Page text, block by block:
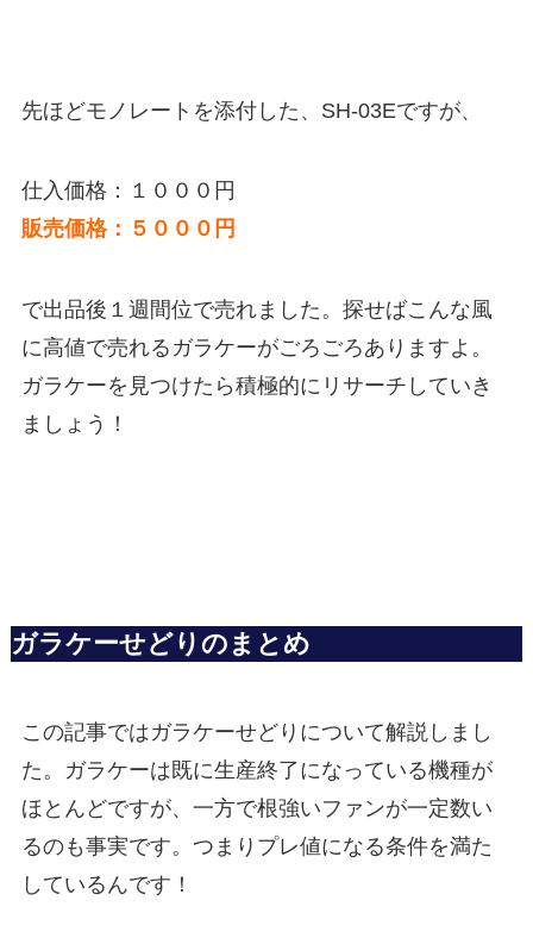
先ほどモノレートを添付した、SH-03Eですが、
仕入価格：１０００円
販売価格：５０００円
で出品後１週間位で売れました。探せばこんな風
に高値で売れるガラケーがごろごろありますよ。
ガラケーを見つけたら積極的にリサーチしていき
ましょう！
ガラケーせどりのまとめ
この記事ではガラケーせどりについて解説しまし
た。ガラケーは既に生産終了になっている機種が
ほとんどですが、一方で根強いファンが一定数い
るのも事実です。つまりプレ値になる条件を満た
しているんです！